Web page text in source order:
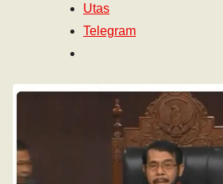
Utas
Telegram